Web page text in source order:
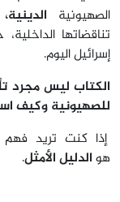
الصهيونية
تناقضاتها
إسرائيل اليوم.
الكتاب ليس مجرد
للصهيونية وكيف
إذا كنت تريد فهم
هوالدليل الأمثل.